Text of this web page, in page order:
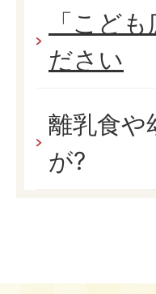
「こど
ださい
離乳食や
が?